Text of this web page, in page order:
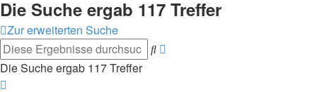
Die Suche ergab 117 Treffer
Zur erweiterten Suche
Suche
Die Suche ergab 117 Treffer